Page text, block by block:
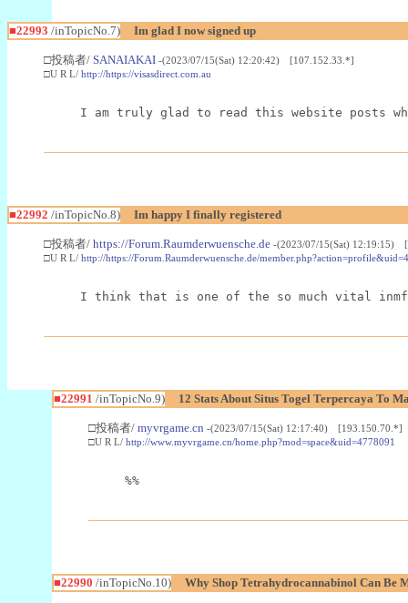
■22993 /inTopicNo.7) Im glad I now signed up
□投稿者/ SANAIAKAI -(2023/07/15(Sat) 12:20:42) [107.152.33.*]
□U R L/ http://https://visasdirect.com.au
I am truly glad to read this website posts
■22992 /inTopicNo.8) Im happy I finally registered
□投稿者/ https://Forum.Raumderwuensche.de -(2023/07/15(Sat) 12:19:15)
□U R L/ http://https://Forum.Raumderwuensche.de/
I think that is one of the so much vital
■22991 /inTopicNo.9) 12 Stats About Situs Togel Terpercaya To
□投稿者/ myvrgame.cn -(2023/07/15(Sat) 12:17:40) [193.150.70.*]
□U R L/ http://www.myvrgame.cn/home.php?mod=space&uid=4778091
%%
■22990 /inTopicNo.10) Why Shop Tetrahydrocannabinol Can Be